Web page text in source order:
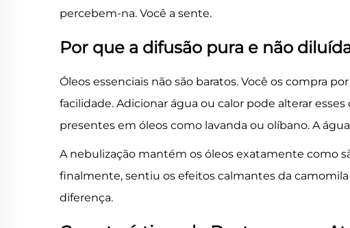
percebem-na. Você a sente.
Por que a difusão pura e não
Óleos essenciais não são baratos. Você os compra
facilidade. Adicionar água ou calor pode alterar
presentes em óleos como lavanda ou olíbano. A
A nebulização mantém os óleos exatamente como
finalmente, sentiu os efeitos calmantes da
diferença.